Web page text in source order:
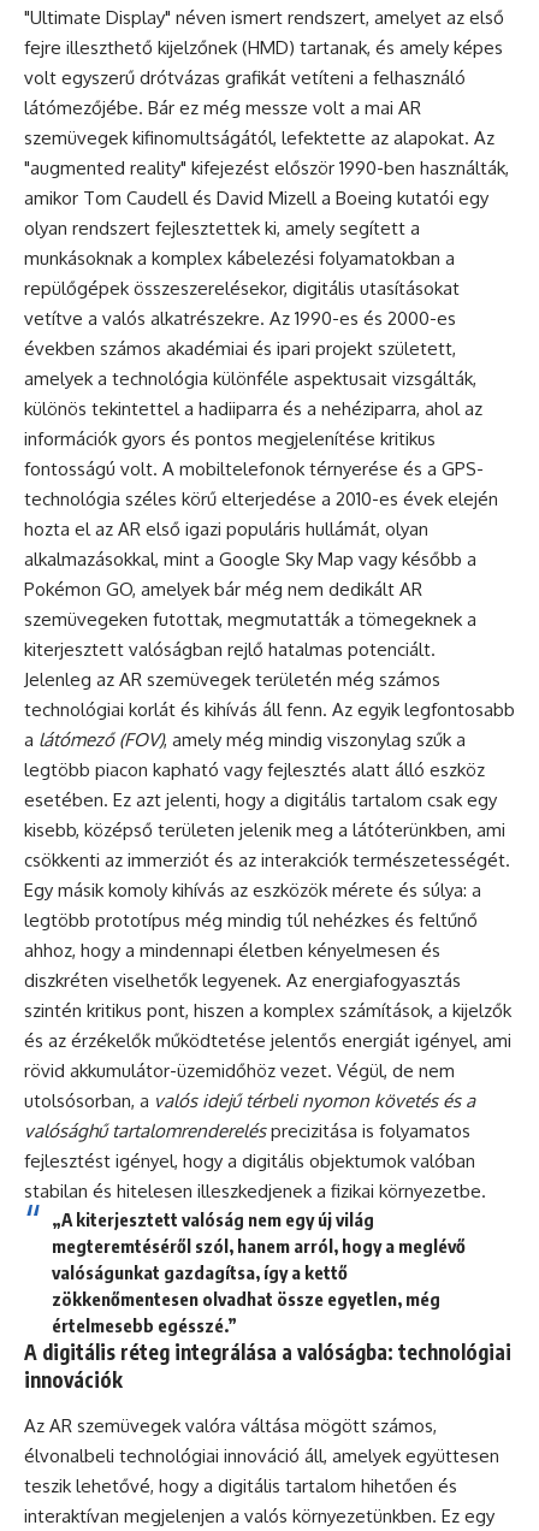
"Ultimate Display" néven ismert rendszert, amelyet az első
fejre illeszthető kijelzőnek (HMD) tartanak, és amely képes
volt egyszerű drótvázas grafikát vetíteni a felhasználó
látómezőjébe. Bár ez még messze volt a mai AR
szemüvegek kifinomultságától, lefektette az alapokat. Az
"augmented reality" kifejezést először 1990-ben használták,
amikor Tom Caudell és David Mizell a Boeing kutatói egy
olyan rendszert fejlesztettek ki, amely segített a
munkásoknak a komplex kábelezési folyamatokban a
repülőgépek összeszerelésekor, digitális utasításokat
vetítve a valós alkatrészekre. Az 1990-es és 2000-es
években számos akadémiai és ipari projekt született,
amelyek a technológia különféle aspektusait vizsgálták,
különös tekintettel a hadiiparra és a nehéziparra, ahol az
információk gyors és pontos megjelenítése kritikus
fontosságú volt. A mobiltelefonok térnyerése és a GPS-
technológia széles körű elterjedése a 2010-es évek elején
hozta el az AR első igazi populáris hullámát, olyan
alkalmazásokkal, mint a Google Sky Map vagy később a
Pokémon GO, amelyek bár még nem dedikált AR
szemüvegeken futottak, megmutatták a tömegeknek a
kiterjesztett valóságban rejlő hatalmas potenciált.
Jelenleg az AR szemüvegek területén még számos
technológiai korlát és kihívás áll fenn. Az egyik legfontosabb
a látómező (FOV), amely még mindig viszonylag szűk a
legtöbb piacon kapható vagy fejlesztés alatt álló eszköz
esetében. Ez azt jelenti, hogy a digitális tartalom csak egy
kisebb, középső területen jelenik meg a látóterünkben, ami
csökkenti az immerziót és az interakciók természetességét.
Egy másik komoly kihívás az eszközök mérete és súlya: a
legtöbb prototípus még mindig túl nehézkes és feltűnő
ahhoz, hogy a mindennapi életben kényelmesen és
diszkréten viselhetők legyenek. Az energiafogyasztás
szintén kritikus pont, hiszen a komplex számítások, a kijelzők
és az érzékelők működtetése jelentős energiát igényel, ami
rövid akkumulátor-üzemidőhöz vezet. Végül, de nem
utolsósorban, a valós idejű térbeli nyomon követés és a
valósághű tartalomrenderelésprecizitása is folyamatos
fejlesztést igényel, hogy a digitális objektumok valóban
stabilan és hitelesen illeszkedjenek a fizikai környezetbe.
„A kiterjesztett valóság nem egy új világ
megteremtéséről szól, hanem arról, hogy a meglévő
valóságunkat gazdagítsa, így a kettő
zökkenőmentesen olvadhat össze egyetlen, még
értelmesebb egésszé.”
A digitális réteg integrálása a valóságba: technológiai
innovációk
Az AR szemüvegek valóra váltása mögött számos,
élvonalbeli technológiai innováció áll, amelyek együttesen
teszik lehetővé, hogy a digitális tartalom hihetően és
interaktívan megjelenjen a valós környezetünkben. Ez egy